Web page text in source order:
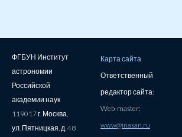
ФГБУН Институт
астрономии
Российской
академии наук
119017 г. Москва,
ул. Пятницкая, д. 48
Карта сайта
Ответственный
редактор сайта:
Web-master:
www@inasan.ru